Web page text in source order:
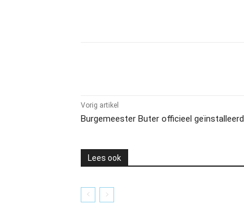
Vorig artikel
Burgemeester Buter officieel geïnstalleerd
Lees ook